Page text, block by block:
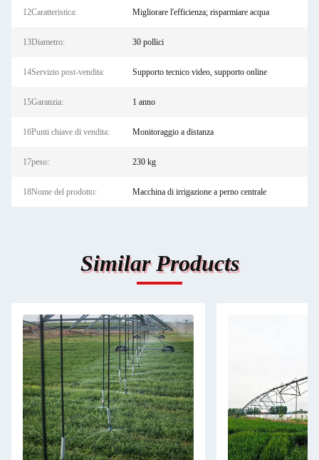
12Caratteristica: Migliorare l'efficienza; risparmiare acqua
13Diametro: 30 pollici
14Servizio post-vendita: Supporto tecnico video, supporto online
15Garanzia: 1 anno
16Punti chiave di vendita: Monitoraggio a distanza
17peso: 230 kg
18Nome del prodotto: Macchina di irrigazione a perno centrale
Similar Products